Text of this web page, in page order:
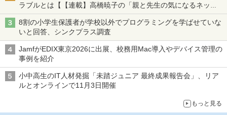
ラブルとは【【連載】高橋暁子の「親と先生の気になるネッ
ト」】
8割の小学生保護者が学校以外でプログラミングを学ばせていな
いと回答、シンクプラス調査
JamfがEDIX東京2026に出展、校務用Mac導入やデバイス管理の
事例を紹介
小中高生のIT人材発掘「未踏ジュニア 最終成果報告会」、リア
ルとオンラインで11月3日開催
もっと見る